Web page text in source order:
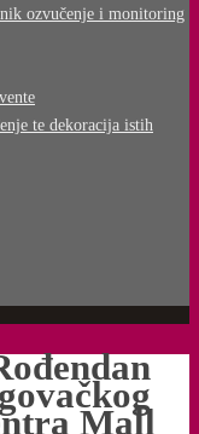
ozvučenje i monitoring
te dekoracija istih
Mall